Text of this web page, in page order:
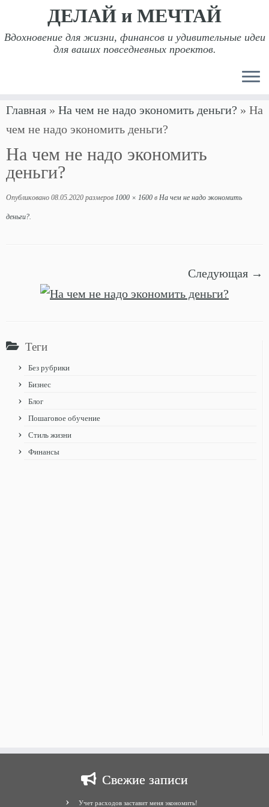
Перейти
содержимому
ДЕЛАЙ и МЕЧТАЙ
Вдохновение для жизни, финансов и удивительные идеи
для ваших повседневных проектов.
Главная » На чем не надо экономить деньги? » На
чем не надо экономить деньги?
На чем не надо экономить
деньги?
Опубликовано 08.05.2020 размеров 1000 × 1600 в На чем не надо экономить
деньги?.
Следующая →
Теги
Без рубрики
Бизнес
Блог
Пошаговое обучение
Стиль жизни
Финансы
Свежие записи
Учет расходов заставит меня экономить!